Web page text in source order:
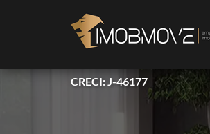
CRECI: J-46177